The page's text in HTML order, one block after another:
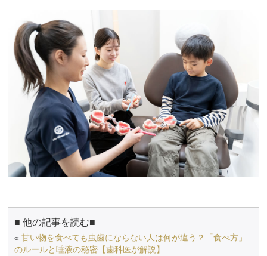
■ 他の記事を読む■
«甘い物を食べても虫歯にならない人は何が違う？「食べ方」
のルールと唾液の秘密【歯科医が解説】